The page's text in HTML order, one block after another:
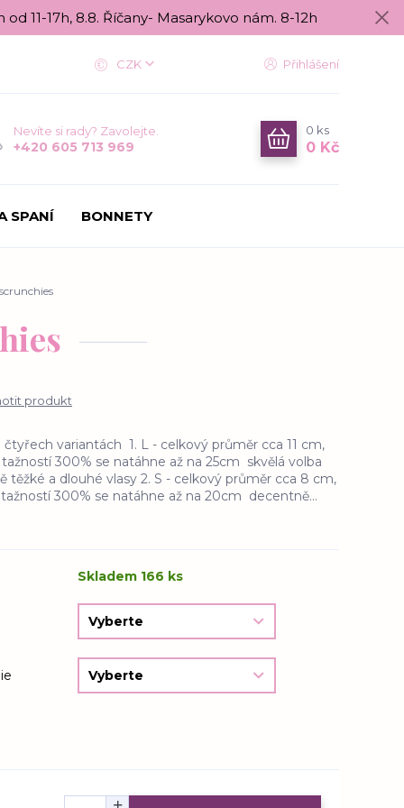
11-17h, 8.8. Říčany- Masarykovo nám. 8-12h
CZK Přihlášení
Nevíte si rady? Zavolejte.
+420 605 713 969
0 ks
0 Kč
SPANÍ BONNETY
produkt
variantách 1. L - celkový průměr cca 11 cm,
300% se natáhne až na 25cm skvělá volba
těžké a dlouhé vlasy 2. S - celkový průměr cca 8 cm,
300% se natáhne až na 20cm decentně...
Skladem 166 ks